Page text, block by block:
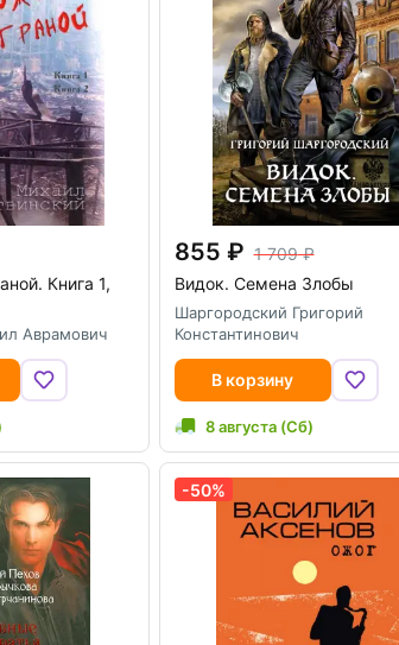
Книга 1,
Аврамович
855
1 709
Видок. Семена Злобы
Шаргородский Григорий
Константинович
В корзину
8 августа (Сб)
-50%